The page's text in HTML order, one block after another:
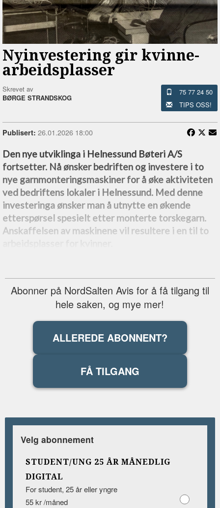
Nyinvestering gir kvinne-
arbeidsplasser
Skrevet av
BØRGE STRANDSKOG
75 77 24 50
TIPS OSS!
Publisert: 26.01.2026 18:00
Den nye utviklinga i Helnessund Bøteri A/S
fortsetter. Nå ønsker bedriften og investere i to
nye garnmonteringsmaskiner for å øke aktiviteten
ved bedriftens lokaler i Helnessund. Med denne
investeringa ønsker man å utnytte en økende
etterspørsel spesielt etter monterte torskegarn.
Anskaffelsen av maskinene vil resultere i en til to
Abonner på NordSalten Avis for å få tilgang til
hele saken, og mye mer!
ALLEREDE ABONNENT?
FÅ TILGANG
Velg abonnement
STUDENT/UNG 25 ÅR MÅNEDLIG
DIGITAL
For student, 25 år eller yngre
55 kr /måned